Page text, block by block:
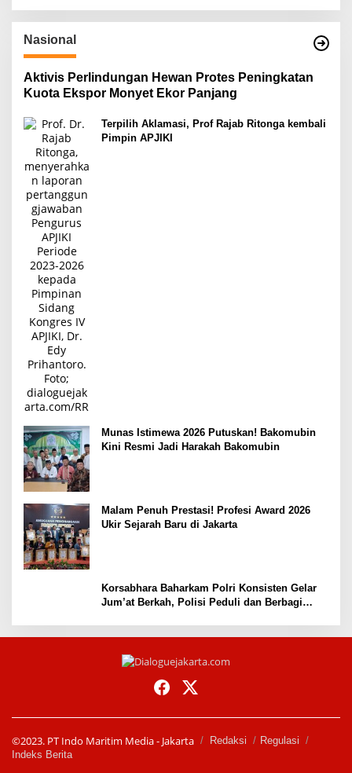
Nasional
Aktivis Perlindungan Hewan Protes Peningkatan
Kuota Ekspor Monyet Ekor Panjang
Terpilih Aklamasi, Prof Rajab Ritonga kembali
Pimpin APJIKI
Munas Istimewa 2026 Putuskan! Bakomubin
Kini Resmi Jadi Harakah Bakomubin
Malam Penuh Prestasi! Profesi Award 2026
Ukir Sejarah Baru di Jakarta
Korsabhara Baharkam Polri Konsisten Gelar
Jum’at Berkah, Polisi Peduli dan Berbagi
©2023. PT Indo Maritim Media - Jakarta Redaksi
Regulasi
Indeks Berita